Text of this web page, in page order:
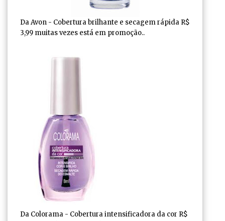
Da Avon - Cobertura brilhante e secagem rápida R$
3,99 muitas vezes está em promoção..
Da Colorama - Cobertura intensificadora da cor R$